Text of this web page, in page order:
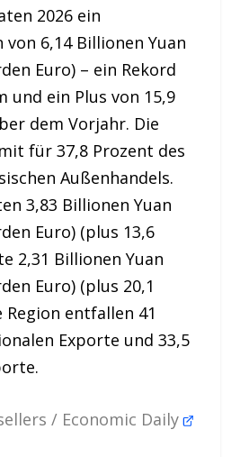
2026 ein
von 6,14 Billionen Yuan
Euro) – ein Rekord
und ein Plus von 15,9
dem Vorjahr. Die
für 37,8 Prozent des
Außenhandels.
3,83 Billionen Yuan
Euro) (plus 13,6
2,31 Billionen Yuan
Euro) (plus 20,1
Region entfallen 41
Exporte und 33,5
/ Economic Daily